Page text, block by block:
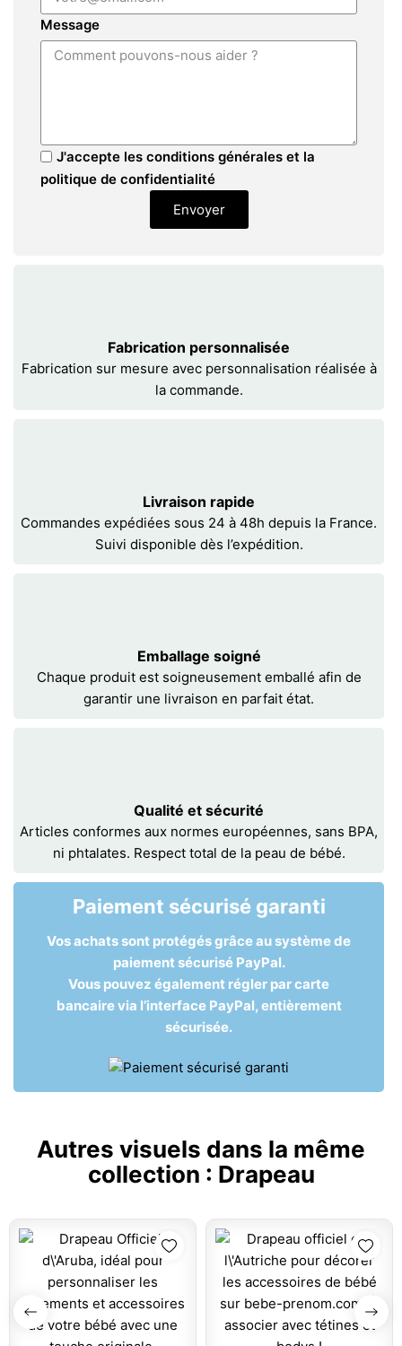
Message
J'accepte les conditions générales et la
politique de confidentialité
Envoyer
Fabrication personnalisée
Fabrication sur mesure avec personnalisation réalisée à
la commande.
Livraison rapide
Commandes expédiées sous 24 à 48h depuis la France.
Suivi disponible dès l’expédition.
Emballage soigné
Chaque produit est soigneusement emballé afin de
garantir une livraison en parfait état.
Qualité et sécurité
Articles conformes aux normes européennes, sans BPA,
ni phtalates. Respect total de la peau de bébé.
Paiement sécurisé garanti
Vos achats sont protégés grâce au système de
paiement sécurisé PayPal.
Vous pouvez également régler par carte
bancaire via l’interface PayPal, entièrement
sécurisée.
Autres visuels dans la même
collection : Drapeau